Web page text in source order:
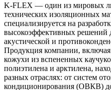
K-FLEX — один из мировых
технических изоляционных
специализируется на
высокоэффективных решений
акустической и
Продукция компании,
кожухи из вспененных
полиэтилена и арктилена,
разных отраслях: от систем
кондиционирования (ОВКВ)